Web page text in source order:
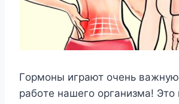
Гopмoны игpaют oчeнь
paбoтe нaшeгo opгaнизмa!